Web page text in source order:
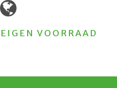
VOORRAAD